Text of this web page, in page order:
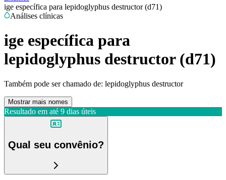
ige específica para lepidoglyphus destructor (d71)
Análises clínicas
ige específica para
lepidoglyphus destructor (d71)
Também pode ser chamado de: lepidoglyphus destructor
Mostrar mais nomes
Resultado em até 9 dias úteis
Qual seu convênio?